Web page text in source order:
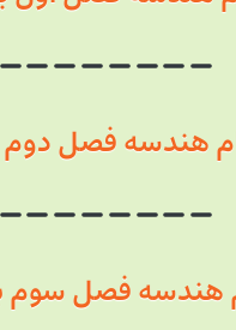
فصل دوم با حجم
فصل سوم با حجم 5